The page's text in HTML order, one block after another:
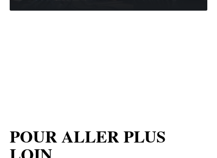
POUR ALLER PLUS